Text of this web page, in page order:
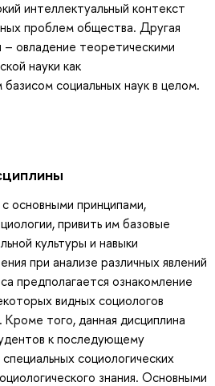
интеллектуальный контекст
проблем общества. Другая
– овладение теоретическими
науки как
социальных наук в целом.
основными принципами,
привить им базовые
культуры и навыки
при анализе различных явлений
предполагается ознакомление
видных социологов
того, данная дисциплина
к последующему
социологических
знания. Основными